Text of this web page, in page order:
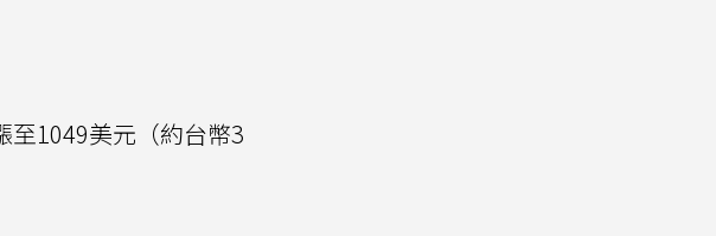
至1049美元（約台幣3